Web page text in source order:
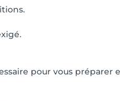
pour vous